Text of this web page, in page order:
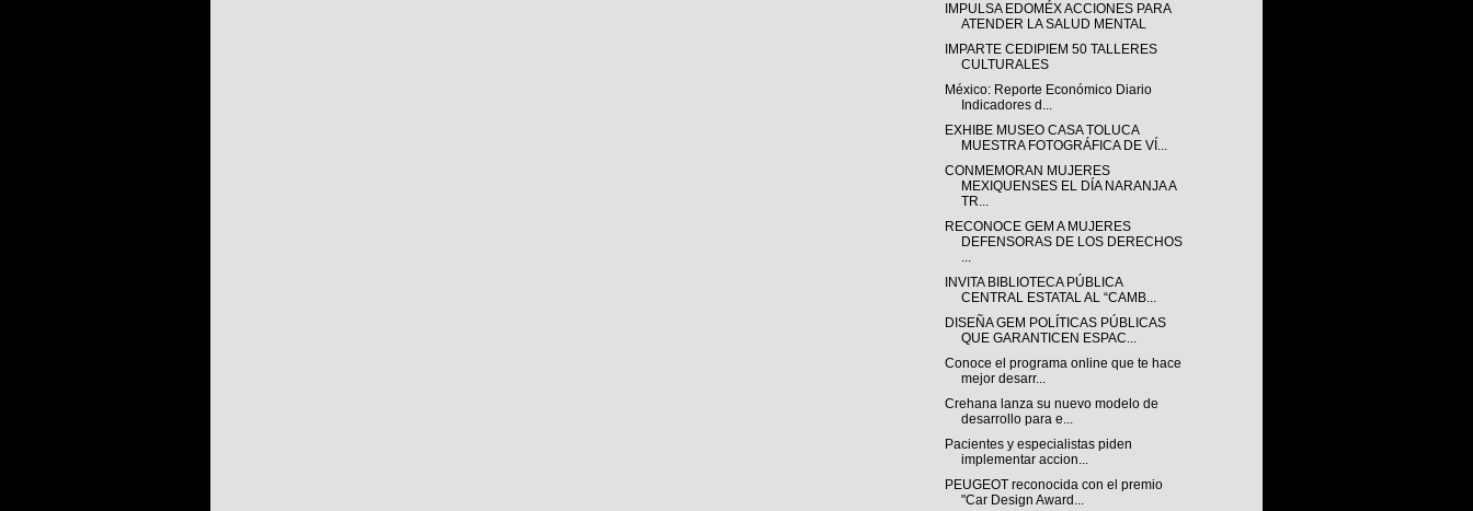
IMPULSA EDOMÉX ACCIONES PARA
ATENDER LA SALUD MENTAL
IMPARTE CEDIPIEM 50 TALLERES
CULTURALES
México: Reporte Económico Diario
Indicadores d...
EXHIBE MUSEO CASA TOLUCA
MUESTRA FOTOGRÁFICA DE VÍ...
CONMEMORAN MUJERES
MEXIQUENSES EL DÍA NARANJA A
TR...
RECONOCE GEM A MUJERES
DEFENSORAS DE LOS DERECHOS
...
INVITA BIBLIOTECA PÚBLICA
CENTRAL ESTATAL AL “CAMB...
DISEÑA GEM POLÍTICAS PÚBLICAS
QUE GARANTICEN ESPAC...
Conoce el programa online que te hace
mejor desarr...
Crehana lanza su nuevo modelo de
desarrollo para e...
Pacientes y especialistas piden
implementar accion...
PEUGEOT reconocida con el premio
"Car Design Award...